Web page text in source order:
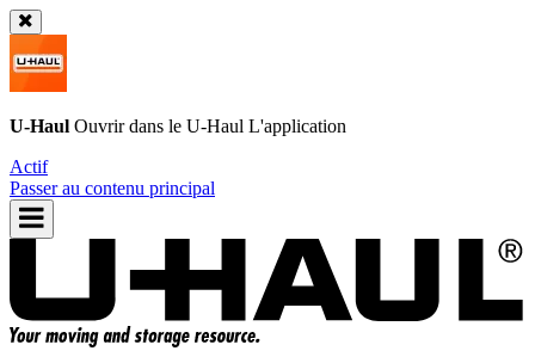
U-Haul Ouvrir dans le U-Haul L'application
Actif
Passer au contenu principal